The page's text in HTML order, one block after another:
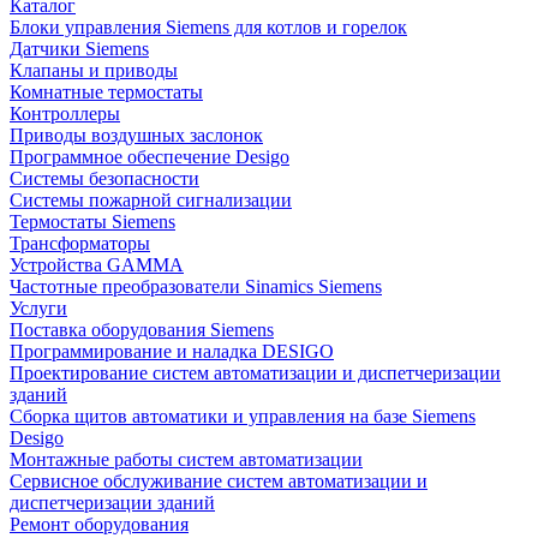
Каталог
Блоки управления Siemens для котлов и горелок
Датчики Siemens
Клапаны и приводы
Комнатные термостаты
Контроллеры
Приводы воздушных заслонок
Программное обеспечение Desigo
Системы безопасности
Системы пожарной сигнализации
Термостаты Siemens
Трансформаторы
Устройства GAMMA
Частотные преобразователи Sinamics Siemens
Услуги
Поставка оборудования Siemens
Программирование и наладка DESIGO
Проектирование систем автоматизации и диспетчеризации
зданий
Сборка щитов автоматики и управления на базе Siemens
Desigo
Монтажные работы систем автоматизации
Сервисное обслуживание систем автоматизации и
диспетчеризации зданий
Ремонт оборудования